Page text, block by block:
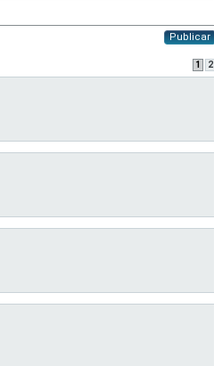
Publicar
1 2